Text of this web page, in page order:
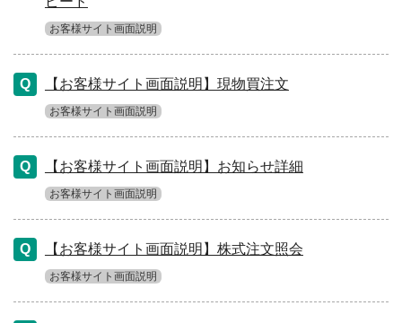
お客様サイト画面説明
【お客様サイト画面説明】現物買注文
お客様サイト画面説明
【お客様サイト画面説明】お知らせ詳細
お客様サイト画面説明
【お客様サイト画面説明】株式注文照会
お客様サイト画面説明